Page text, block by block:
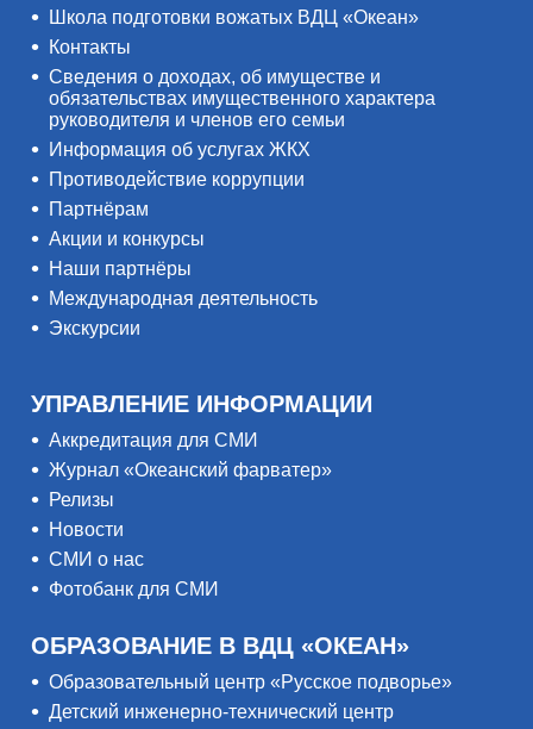
Школа подготовки вожатых ВДЦ «Океан»
Контакты
Сведения о доходах, об имуществе и
обязательствах имущественного характера
руководителя и членов его семьи
Информация об услугах ЖКХ
Противодействие коррупции
Партнёрам
Акции и конкурсы
Наши партнёры
Международная деятельность
Экскурсии
УПРАВЛЕНИЕ ИНФОРМАЦИИ
Аккредитация для СМИ
Журнал «Океанский фарватер»
Релизы
Новости
СМИ о нас
Фотобанк для СМИ
ОБРАЗОВАНИЕ В ВДЦ «ОКЕАН»
Образовательный центр «Русское подворье»
Детский инженерно-технический центр